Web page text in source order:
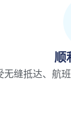
顺
无缝抵达、航